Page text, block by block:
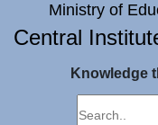
Ministry of
Central
Knowledge